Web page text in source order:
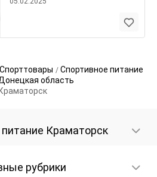
Спорттовары
Спортивное питание
область
Краматорск
рубрики